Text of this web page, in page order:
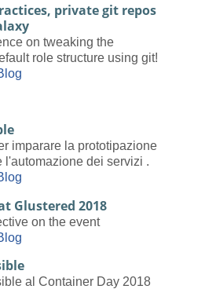
private git repos
on tweaking the
role structure using git!
imparare la prototipazione
l'automazione dei servizi .
Glustered 2018
on the event
al Container Day 2018